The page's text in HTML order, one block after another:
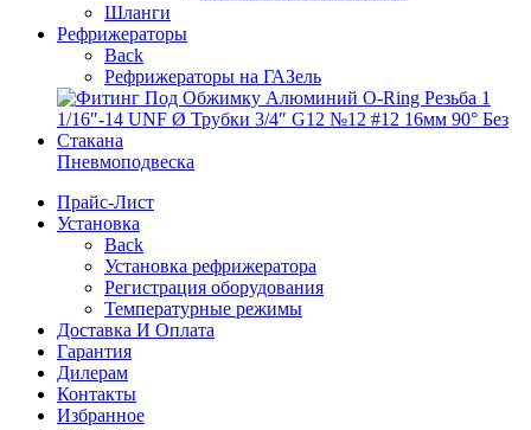
Шланги
Рефрижераторы
Back
Рефрижераторы на ГАЗель
Пневмоподвеска
Прайс-Лист
Установка
Back
Установка рефрижератора
Регистрация оборудования
Температурные режимы
Доставка И Оплата
Гарантия
Дилерам
Контакты
Избранное